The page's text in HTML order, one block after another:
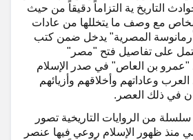
التاريخ ية التزاماً دقيقاً من حيث
مع وصف ما يتخللها من عادات
المصرية" يدخل ضمن كتب
على تفاصيل فتح "مصر"
"عمرو بن العاص" في صدر الإسلام
وعاداتهم وأخلاقهم وأزيائهم
في ذلك العصر.
سلسلة من الروايات التاريخية تصور
منذ ظهور الإسلام روعي فيها عنصر